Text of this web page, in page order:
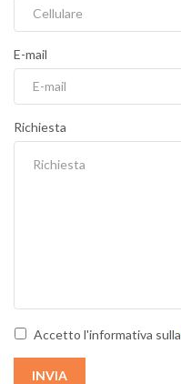
E-mail
Richiesta
Accetto l'informativa sulla
INVIA